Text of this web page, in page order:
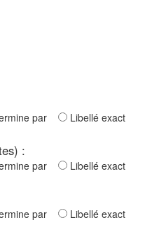
par Libellé exact
:
par Libellé exact
par Libellé exact